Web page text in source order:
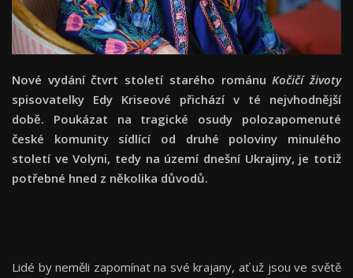
Nové vydání čtvrt století starého románuKočičí životy
spisovatelky Edy Kriseové přichází v té nejvhodnější
době. Poukázat na tragické osudy polozapomenuté
české komunity sídlící od druhé poloviny minulého
století ve Volyni, tedy na území dnešní Ukrajiny, je totiž
potřebné hned z několika důvodů.
Lidé by neměli zapomínat na své krajany, ať už jsou ve světě